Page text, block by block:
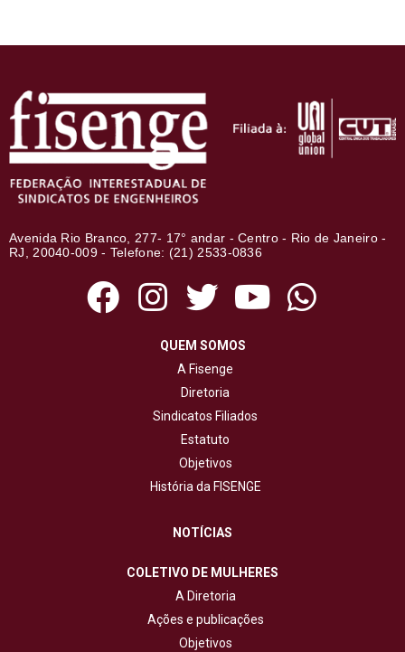
Avenida Rio Branco, 277- 17° andar - Centro - Rio de Janeiro -
RJ, 20040-009 - Telefone: (21) 2533-0836
QUEM SOMOS
A Fisenge
Diretoria
Sindicatos Filiados
Estatuto
Objetivos
História da FISENGE
NOTÍCIAS
COLETIVO DE MULHERES
A Diretoria
Ações e publicações
Objetivos